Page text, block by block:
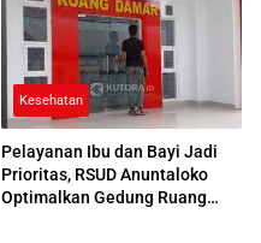
Kesehatan
Pelayanan Ibu dan Bayi Jadi
Prioritas, RSUD Anuntaloko
Optimalkan Gedung Ruang